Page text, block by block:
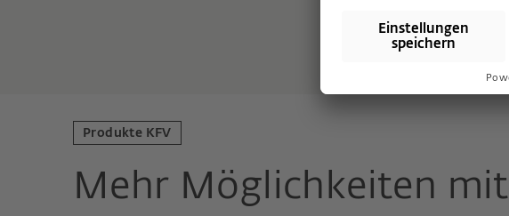
Produkte KFV
Mehr Möglichkeiten mit